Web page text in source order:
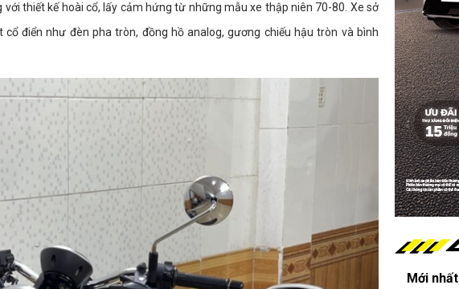
với thiết kế hoài cổ, lấy cảm hứng từ những mẫu xe thập niên 70-80. Xe sở
điển như đèn pha tròn, đồng hồ analog, gương chiếu hậu tròn và bình
Mới nhất